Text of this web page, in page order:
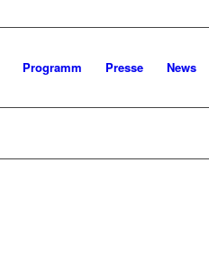
Programm Presse News